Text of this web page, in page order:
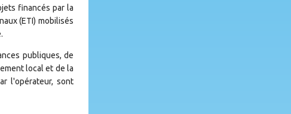
financés par la
(ETI) mobilisés
publiques, de
local et de la
l'opérateur, sont